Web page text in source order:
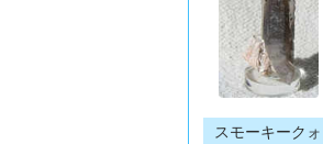
スモーキークォ